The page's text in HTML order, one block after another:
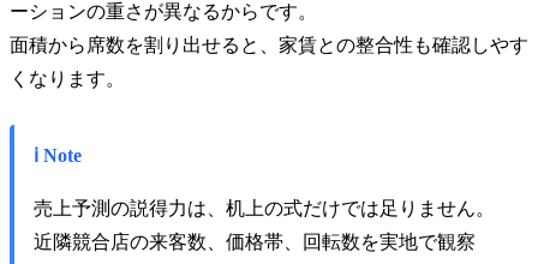
ーションの重さが異なるからです。
面積から席数を割り出せると、家賃との整合性も確認しやす
くなります。
ℹ️ Note
売上予測の説得力は、机上の式だけでは足りません。
近隣競合店の来客数、価格帯、回転数を実地で観察